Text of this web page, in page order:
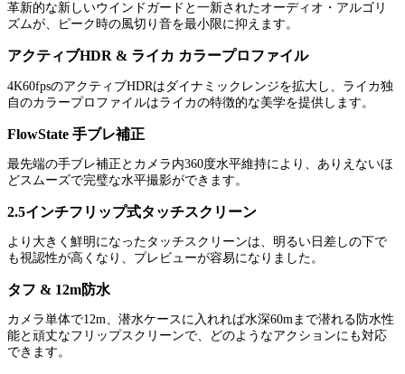
革新的な新しいウインドガードと一新されたオーディオ・アルゴリ
ズムが、ピーク時の風切り音を最小限に抑えます。
アクティブHDR & ライカ カラープロファイル
4K60fpsのアクティブHDRはダイナミックレンジを拡大し、ライカ独
自のカラープロファイルはライカの特徴的な美学を提供します。
FlowState 手ブレ補正
最先端の手ブレ補正とカメラ内360度水平維持により、ありえないほ
どスムーズで完璧な水平撮影ができます。
2.5インチフリップ式タッチスクリーン
より大きく鮮明になったタッチスクリーンは、明るい日差しの下で
も視認性が高くなり、プレビューが容易になりました。
タフ & 12m防水
カメラ単体で12m、潜水ケースに入れれば水深60mまで潜れる防水性
能と頑丈なフリップスクリーンで、どのようなアクションにも対応
できます。